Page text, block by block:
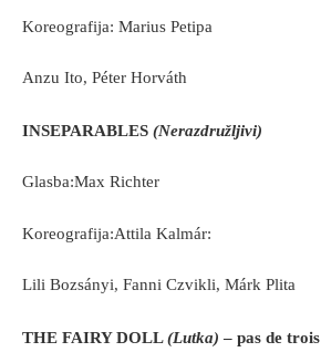
Koreografija: Marius Petipa
Anzu Ito, Péter Horváth
INSEPARABLES (Nerazdružljivi)
Glasba:Max Richter
Koreografija:Attila Kalmár:
Lili Bozsányi, Fanni Czvikli, Márk Plita
THE FAIRY DOLL(Lutka) – pas de trois